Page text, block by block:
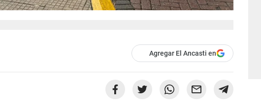
Agregar El Ancasti en